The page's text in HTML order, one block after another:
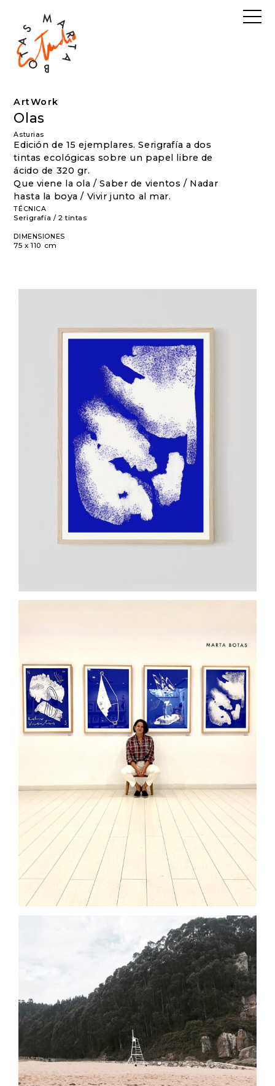
ArtWork
Olas
Asturias
Edición de 15 ejemplares. Serigrafía a dos
tintas ecológicas sobre un papel libre de
ácido de 320 gr.
Que viene la ola / Saber de vientos / Nadar
hasta la boya / Vivir junto al mar.
TÉCNICA
Serigrafía / 2 tintas
DIMENSIONES
75 x 110 cm